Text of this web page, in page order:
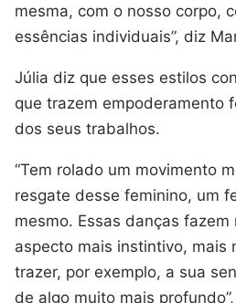
mesma, com o nosso corpo,
essências individuais”, diz
Júlia diz que esses estilos
que trazem empoderamento
dos seus trabalhos.
“Tem rolado um movimento
resgate desse feminino, um
mesmo. Essas danças fazem
aspecto mais instintivo, mais
trazer, por exemplo, a sua
de algo muito mais